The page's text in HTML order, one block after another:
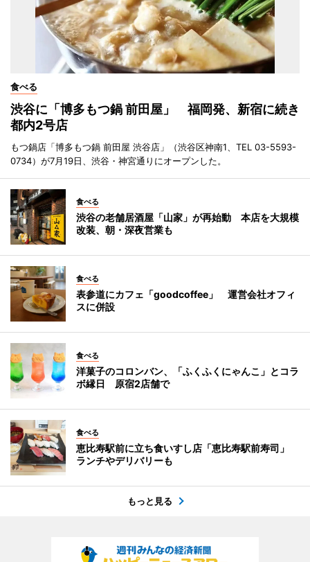
食べる
渋谷に「博多もつ鍋 前田屋」 福岡発、新宿に続き
都内2号店
もつ鍋店「博多もつ鍋 前田屋 渋谷店」（渋谷区神南1、TEL 03-5593-
0734）が7月19日、渋谷・神宮通りにオープンした。
食べる
渋谷の老舗居酒屋「山家」が再始動 本店を大規模
改装、朝・深夜営業も
食べる
表参道にカフェ「goodcoffee」 運営会社オフィ
スに併設
食べる
洋菓子のコロンバン、「ふくふくにゃんこ」とコラ
ボ縁日 原宿2店舗で
食べる
恵比寿駅前に立ち食いすし店「恵比寿駅前寿司」
ランチやデリバリーも
もっと見る